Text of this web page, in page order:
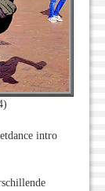
intro